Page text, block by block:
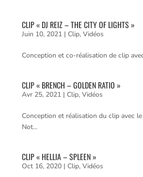
CLIP « DJ REIZ – THE CITY OF LIGHTS »
Juin 10, 2021| Clip, Vidéos
Conception et co-réalisation de clip
CLIP « BRENCH – GOLDEN RATIO »
Avr 25, 2021| Clip, Vidéos
Conception et réalisation du clip avec
Not...
CLIP « HELLIA – SPLEEN »
Oct 16, 2020| Clip, Vidéos